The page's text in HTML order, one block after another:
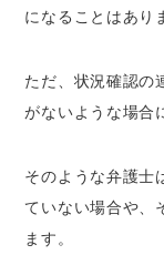
になることはあり
ただ、状況確認の
がないような場合
そのような弁護士
ていない場合や、
ます。